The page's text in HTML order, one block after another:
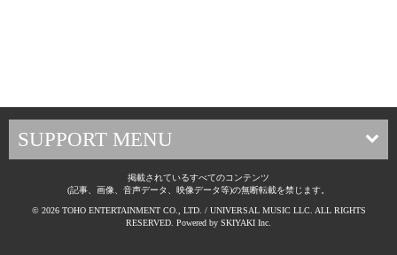
SUPPORT MENU
掲載されているすべてのコンテンツ
(記事、画像、音声データ、映像データ等)の無断転載を禁じます。
© 2026 TOHO ENTERTAINMENT CO., LTD. / UNIVERSAL MUSIC LLC. ALL RIGHTS
RESERVED. Powered by SKIYAKI Inc.